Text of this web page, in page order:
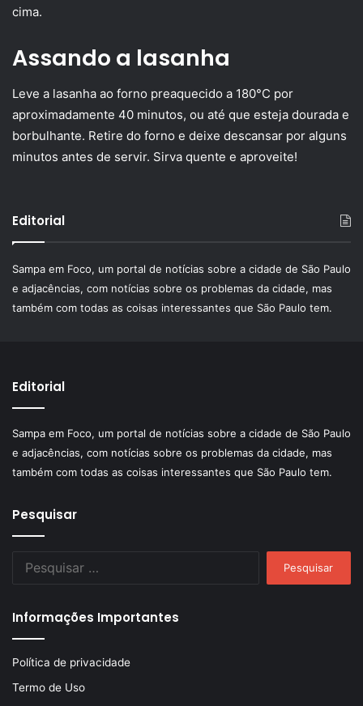
cima.
Assando a lasanha
Leve a lasanha ao forno preaquecido a 180°C por
aproximadamente 40 minutos, ou até que esteja dourada e
borbulhante. Retire do forno e deixe descansar por alguns
minutos antes de servir. Sirva quente e aproveite!
Editorial
Sampa em Foco, um portal de notícias sobre a cidade de São Paulo
e adjacências, com notícias sobre os problemas da cidade, mas
também com todas as coisas interessantes que São Paulo tem.
Editorial
Sampa em Foco, um portal de notícias sobre a cidade de São Paulo
e adjacências, com notícias sobre os problemas da cidade, mas
também com todas as coisas interessantes que São Paulo tem.
Pesquisar
Informações Importantes
Política de privacidade
Termo de Uso